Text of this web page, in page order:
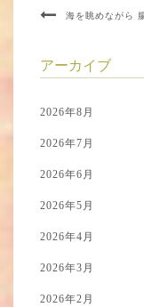
海を眺めながら
アーカイブ
2026年8月
2026年7月
2026年6月
2026年5月
2026年4月
2026年3月
2026年2月